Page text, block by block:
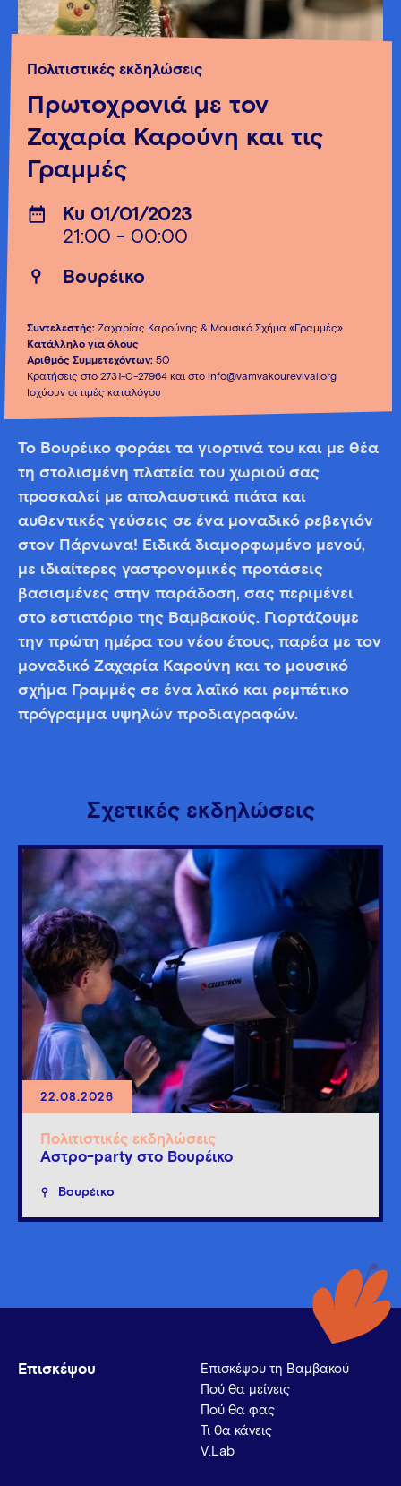
Πολιτιστικές εκδηλώσεις
Πρωτοχρονιά με τον
Ζαχαρία Καρούνη και τις
Γραμμές
Κυ 01/01/2023
21:00 - 00:00
Βουρέικο
Συντελεστής: Ζαχαρίας Καρούνης & Μουσικό Σχήμα «Γραμμές»
Κατάλληλο για όλους
Αριθμός Συμμετεχόντων: 50
Κρατήσεις στο 2731-0-27964 και στο info@vamvakourevival.org
Ισχύουν οι τιμές καταλόγου
Το Βουρέικο φοράει τα γιορτινά του και με θέα
τη στολισμένη πλατεία του χωριού σας
προσκαλεί με απολαυστικά πιάτα και
αυθεντικές γεύσεις σε ένα μοναδικό ρεβεγιόν
στον Πάρνωνα! Ειδικά διαμορφωμένο μενού,
με ιδιαίτερες γαστρονομικές προτάσεις
βασισμένες στην παράδοση, σας περιμένει
στο εστιατόριο της Βαμβακούς. Γιορτάζουμε
την πρώτη ημέρα του νέου έτους, παρέα με τον
μοναδικό Ζαχαρία Καρούνη και το μουσικό
σχήμα Γραμμές σε ένα λαϊκό και ρεμπέτικο
πρόγραμμα υψηλών προδιαγραφών.
Σχετικές εκδηλώσεις
22.08.2026
Πολιτιστικές εκδηλώσεις
Άστρο-party στο Βουρέικο
Βουρέικο
Επισκέψου
Επισκέψου τη Βαμβακού
Πού θα μείνεις
Πού θα φας
Τι θα κάνεις
V.Lab